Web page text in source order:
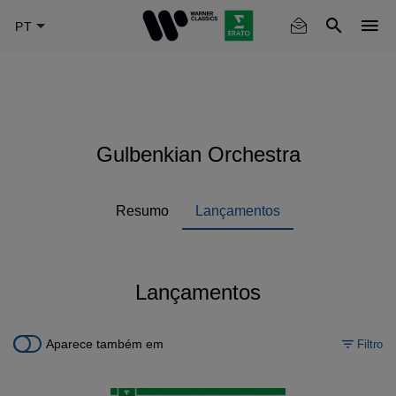
Gulbenkian Orchestra
Resumo Lançamentos
Lançamentos
Aparece também em Filtro